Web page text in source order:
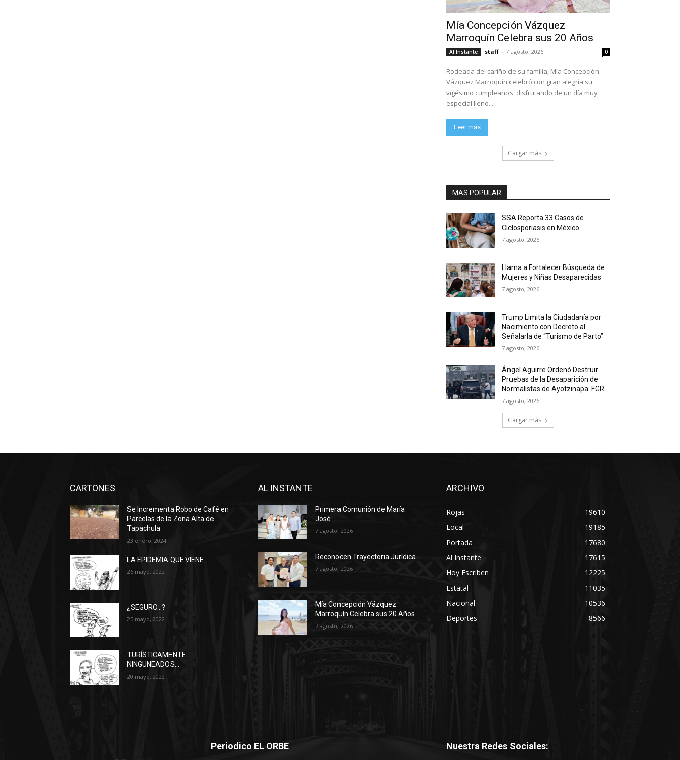
Mía Concepción Vázquez
Marroquín Celebra sus 20 Años
Al Instante staff - 7 agosto, 2026 0
Rodeada del cariño de su familia, Mía Concepción
Vázquez Marroquín celebró con gran alegría su
vigésimo cumpleaños, disfrutando de un día muy
especial lleno...
Leer más
Cargar más
MAS POPULAR
SSA Reporta 33 Casos de
Ciclosporiasis en México
7 agosto, 2026
Llama a Fortalecer Búsqueda de
Mujeres y Niñas Desaparecidas
7 agosto, 2026
Trump Limita la Ciudadanía por
Nacimiento con Decreto al
Señalarla de “Turismo de Parto”
7 agosto, 2026
Ángel Aguirre Ordenó Destruir
Pruebas de la Desaparición de
Normalistas de Ayotzinapa: FGR
7 agosto, 2026
Cargar más
CARTONES
Se Incrementa Robo de Café en
Parcelas de la Zona Alta de
Tapachula
23 enero, 2024
LA EPIDEMIA QUE VIENE
26 mayo, 2022
¿SEGURO…?
25 mayo, 2022
TURÍSTICAMENTE
NINGUNEADOS…
20 mayo, 2022
AL INSTANTE
Primera Comunión de María
José
7 agosto, 2026
Reconocen Trayectoria Jurídica
7 agosto, 2026
Mía Concepción Vázquez
Marroquín Celebra sus 20 Años
7 agosto, 2026
ARCHIVO
Rojas
19610
Local
19185
Portada
17680
Al Instante
17615
Hoy Escriben
12225
Estatal
11035
Nacional
10536
Deportes
8566
Periodico EL ORBE Nuestra Redes Sociales: